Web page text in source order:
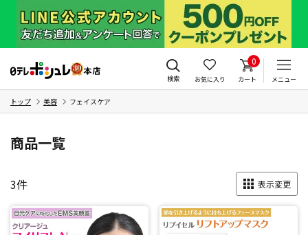
検索 お気に入り
0
カート メニュー
トップ 美容 フェイスケア
商品一覧
3件 表示変更